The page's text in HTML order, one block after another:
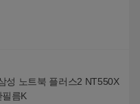
성 노트북 플러스2 NT550X
름K